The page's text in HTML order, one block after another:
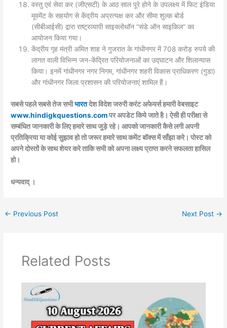
वस्तु एवं सेवा कर (जीएसटी) के आठ साल पूरे होने के उपलक्ष्य में फिट इंडिया
मूवमेंट के सहयोग से केंद्रीय अप्रत्यक्ष कर और सीमा शुल्क बोर्ड
(सीबीआईसी) द्वारा राष्ट्रव्यापी साइक्लोथॉन “संडे ऑन साइकिल” का
आयोजन किया गया।
केंद्रीय गृह मंत्री अमित शाह ने गुजरात के गांधीनगर में 708 करोड़ रुपये की
लागत वाली विभिन्न जन-केंद्रित परियोजनाओं का उद्घाटन और शिलान्यास
किया। इनमें गांधीनगर नगर निगम, गांधीनगर शहरी विकास प्राधिकरण (गुडा)
और गांधीनगर जिला प्रशासन की परियोजनाएं शामिल हैं।
सबसे पहले सबसे तेज सभीभारतदेश विदेश जरुरी करंट अफेयर्स हमारी वेबसाइट
www.hindigkquestions.comपर अपडेट किये जाते है। ऐसी ही परीक्षा से
सम्बंधित जानकारी के लिए हमारे साथ जुड़े रहे। आपको जानकारी कैसे लगी अपनी
प्रतिक्रिया या कोई सुझाव हो तो जरूर हमारे साथ कमेंट बॉक्स में साँझा करे। पोस्ट को
अपने दोस्तों के साथ शेयर करे ताकि सभी को अपना लक्ष्य प्राप्त करने सफलता हासिल
हो।
धन्यवाद् ।
← Previous Post Next Post →
Related Posts